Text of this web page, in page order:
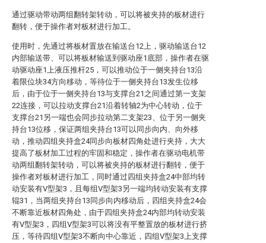
通过驱动带动两组翻转架转动，可以将被夹持的板材进行
翻转，便于操作者对板材进行加工。
使用时，先通过将板材置放在输送台12上，驱动输送台12
内部输送带、可以将板材输送到驱动座1底部，操作者在驱
动驱动座1上液压推杆25，可以推动位于一侧夹持台13沿
着限位块34方向移动，等待位于一侧夹持台13发生位移
后，由于位于一侧夹持台13与支撑台21之间通过第一支架
22连接，可以拉动支撑台21沿着转轴2为中心转动，位于
支撑台21另一端也会同步拉动第二支架23、位于另一侧夹
持台13位移，保证两组夹持台13可以同步向内、向外移
动，推动四组夹持盒24同步向板材四角处进行夹持，大大
提高了板材加工过程的牢固和稳定，操作者在驱动电机带
动两组翻转架转动，可以将被夹持的板材进行翻转，便于
操作者对板材进行加工，同时通过四组夹持盒24中部均转
动安装有V型架3，且每组V型架3另一端均转动安装有支撑
辊31，当两组夹持台13同步向内移动后，四组夹持盒24会
不断靠近板材四角处，由于四组夹持盒24内部均转动安装
有V型架3，四组V型架3可以将没有平整置放的板材进行挤
压，等待四组V型架3不断向中心靠近，四组V型架3上支撑